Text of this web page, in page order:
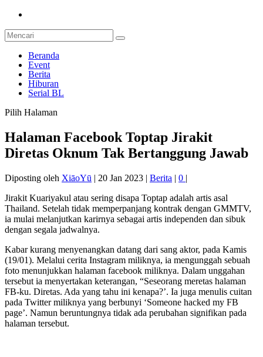
Beranda
Event
Berita
Hiburan
Serial BL
Pilih Halaman
Halaman Facebook Toptap Jirakit
Diretas Oknum Tak Bertanggung Jawab
Diposting oleh XiāoYū | 20 Jan 2023 | Berita | 0 |
Jirakit Kuariyakul atau sering disapa Toptap adalah artis asal
Thailand. Setelah tidak memperpanjang kontrak dengan GMMTV,
ia mulai melanjutkan karirnya sebagai artis independen dan sibuk
dengan segala jadwalnya.
Kabar kurang menyenangkan datang dari sang aktor, pada Kamis
(19/01). Melalui cerita Instagram miliknya, ia mengunggah sebuah
foto menunjukkan halaman facebook miliknya. Dalam unggahan
tersebut ia menyertakan keterangan, “Seseorang meretas halaman
FB-ku. Diretas. Ada yang tahu ini kenapa?’. Ia juga menulis cuitan
pada Twitter miliknya yang berbunyi ‘Someone hacked my FB
page’. Namun beruntungnya tidak ada perubahan signifikan pada
halaman tersebut.